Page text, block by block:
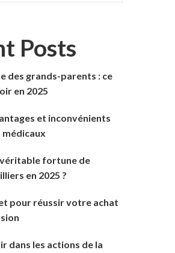
Posts
des grands-parents : ce
en 2025
et inconvénients
médicaux
fortune de
en 2025 ?
pour réussir votre achat
dans les actions de la